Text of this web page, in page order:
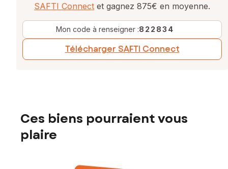
SAFTI Connect et gagnez 875€ en moyenne.
Mon code à renseigner :822834
Télécharger SAFTI Connect
Ces biens pourraient vous
plaire